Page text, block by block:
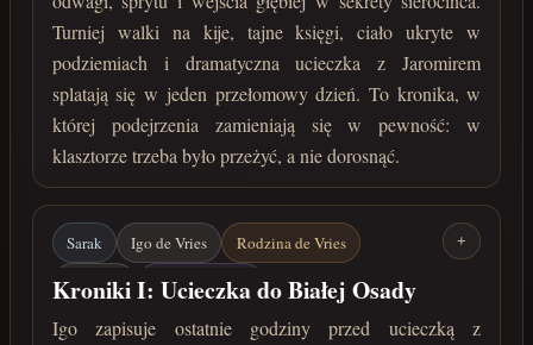
Ucieczka lata 212-213 po Zaćmieniu
Turniej walki na kije, tajne księgi, ciało ukryte w
podziemiach i dramatyczna ucieczka z Jaromirem
splatają się w jeden przełomowy dzień. To kronika, w
której podejrzenia zamieniają się w pewność: w
klasztorze trzeba było przeżyć, a nie dorosnąć.
Sarak Igo de Vries
Rodzina de Vries
Carmilla
Kościół Delidii
Bezimienny Klasztor Sierot
Jaromir
+
Kroniki I: Ucieczka do Białej Osady
Igo zapisuje ostatnie godziny przed ucieczką z